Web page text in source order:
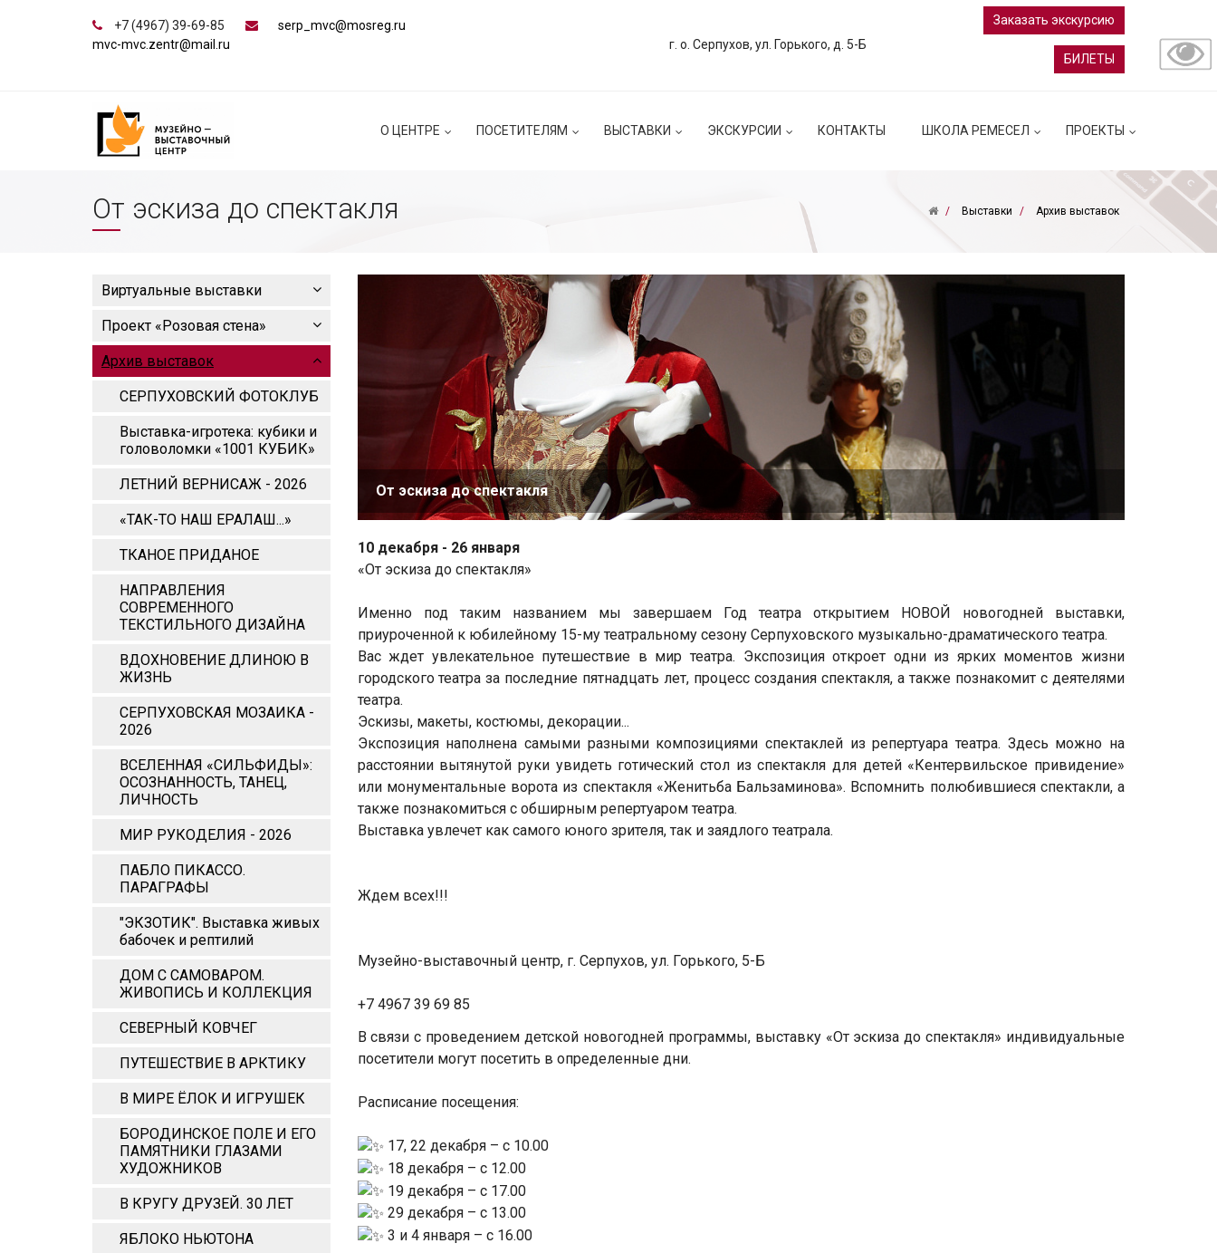
+7 (4967) 39-69-85
serp_mvc@mosreg.ru
mvc-mvc.zentr@mail.ru
г. о. Серпухов, ул. Горького, д. 5-Б
Заказать экскурсию
БИЛЕТЫ
О ЦЕНТРЕ ПОСЕТИТЕЛЯМ ВЫСТАВКИ ЭКСКУРСИИ КОНТАКТЫ ШКОЛА РЕМЕСЕЛ ПРОЕКТЫ
От эскиза до спектакля Выставки Архив выставок
Виртуальные выставки
Проект «Розовая стена»
Архив выставок
СЕРПУХОВСКИЙ ФОТОКЛУБ
Выставка-игротека: кубики и
головоломки «1001 КУБИК»
ЛЕТНИЙ ВЕРНИСАЖ - 2026
«ТАК-ТО НАШ ЕРАЛАШ...»
ТКАНОЕ ПРИДАНОЕ
НАПРАВЛЕНИЯ
СОВРЕМЕННОГО
ТЕКСТИЛЬНОГО ДИЗАЙНА
ВДОХНОВЕНИЕ ДЛИНОЮ В
ЖИЗНЬ
СЕРПУХОВСКАЯ МОЗАИКА -
2026
ВСЕЛЕННАЯ «СИЛЬФИДЫ»:
ОСОЗНАННОСТЬ, ТАНЕЦ,
ЛИЧНОСТЬ
МИР РУКОДЕЛИЯ - 2026
ПАБЛО ПИКАССО.
ПАРАГРАФЫ
"ЭКЗОТИК". Выставка живых
бабочек и рептилий
ДОМ С САМОВАРОМ.
ЖИВОПИСЬ И КОЛЛЕКЦИЯ
СЕВЕРНЫЙ КОВЧЕГ
ПУТЕШЕСТВИЕ В АРКТИКУ
В МИРЕ ЁЛОК И ИГРУШЕК
БОРОДИНСКОЕ ПОЛЕ И ЕГО
ПАМЯТНИКИ ГЛАЗАМИ
ХУДОЖНИКОВ
В КРУГУ ДРУЗЕЙ. 30 ЛЕТ
ЯБЛОКО НЬЮТОНА
От эскиза до спектакля
10 декабря - 26 января
«От эскиза до спектакля»
Именно под таким названием мы завершаем Год театра открытием НОВОЙ новогодней выставки,
приуроченной к юбилейному 15-му театральному сезону Серпуховского музыкально-драматического театра.
Вас ждет увлекательное путешествие в мир театра. Экспозиция откроет одни из ярких моментов жизни
городского театра за последние пятнадцать лет, процесс создания спектакля, а также познакомит с деятелями
театра.
Эскизы, макеты, костюмы, декорации...
Экспозиция наполнена самыми разными композициями спектаклей из репертуара театра. Здесь можно на
расстоянии вытянутой руки увидеть готический стол из спектакля для детей «Кентервильское привидение»
или монументальные ворота из спектакля «Женитьба Бальзаминова». Вспомнить полюбившиеся спектакли, а
также познакомиться с обширным репертуаром театра.
Выставка увлечет как самого юного зрителя, так и заядлого театрала.
Ждем всех!!!
Музейно-выставочный центр, г. Серпухов, ул. Горького, 5-Б
+7 4967 39 69 85
В связи с проведением детской новогодней программы, выставку «От эскиза до спектакля» индивидуальные
посетители могут посетить в определенные дни.
Расписание посещения:
17, 22 декабря – с 10.00
18 декабря – с 12.00
19 декабря – с 17.00
29 декабря – с 13.00
3 и 4 января – с 16.00